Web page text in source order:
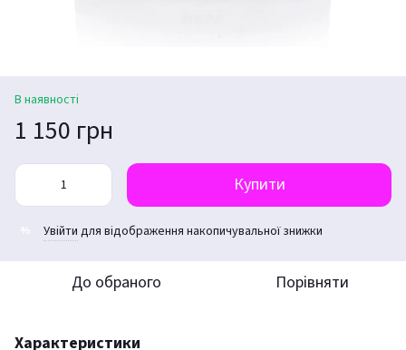
В наявності
1 150 грн
Купити
Увійти для відображення накопичувальної знижки
До обраного Порівняти
Характеристики